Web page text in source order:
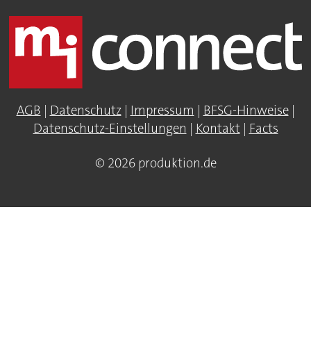
AGB | Datenschutz| Impressum | BFSG-Hinweise|
Datenschutz-Einstellungen | Kontakt| Facts
© 2026 produktion.de